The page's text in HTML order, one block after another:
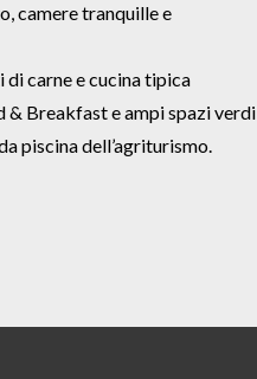
camere tranquille e
carne e cucina tipica
& Breakfast e ampi spazi verdi
piscina dell’agriturismo.